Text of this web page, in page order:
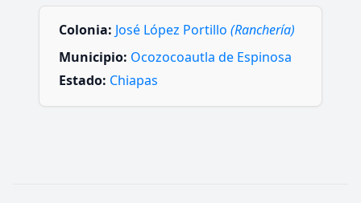
Colonia: José López Portillo (Ranchería)
Municipio: Ocozocoautla de Espinosa
Estado: Chiapas